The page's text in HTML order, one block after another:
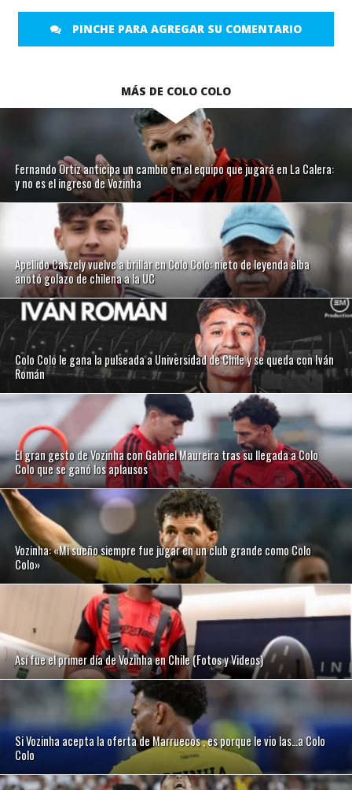
PINCHE PARA AGREGAR SU COMENTARIO
MÁS DE COLO COLO
Fernando Ortiz anticipa un cambio en el equipo que jugará en La Calera:
y no es el ingreso de Vozinha
Apellido Caszely vuelve a brillar en Colo Colo: nieto de leyenda alba
anotó golazo de chilena a la UC
Colo Colo le gana la pulseada a Universidad de Chile y se queda con Iván
Román
El gran gesto de Vozinha con Gabriel Maureira tras su llegada a Colo
Colo que se ganó los aplausos
Vozinha: «Mi sueño siempre fue jugar en un club grande como Colo
Colo»
Así fue el primer día de Vozinha en Chile (Fotos y Videos)
Si Vozinha acepta la oferta de Marruecos , es porque le vio las…a Colo
Colo